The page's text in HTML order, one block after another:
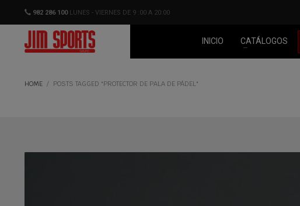
982 286 100LUNES - VIERNES DE 9 :00 A 20:00
INICIO CATÁLOGOS
HOME POSTS TAGGED "PROTECTOR DE PALA DE PÁDEL"